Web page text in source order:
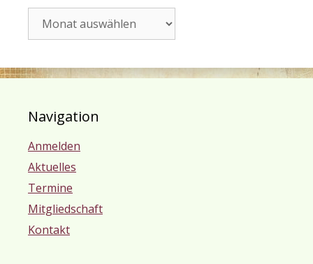
Navigation
Anmelden
Aktuelles
Termine
Mitgliedschaft
Kontakt